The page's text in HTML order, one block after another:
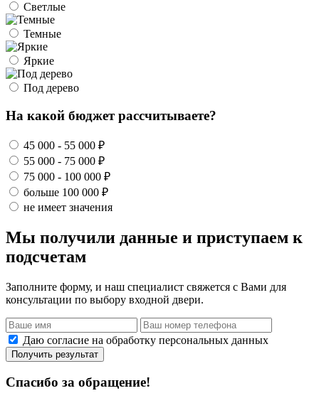
Светлые
Темные
Яркие
Под дерево
На какой бюджет рассчитываете?
45 000 - 55 000 ₽
55 000 - 75 000 ₽
75 000 - 100 000 ₽
больше 100 000 ₽
не имеет значения
Мы получили данные и приступаем к
подсчетам
Заполните форму, и наш специалист свяжется с Вами для
консультации по выбору входной двери.
Даю согласие на обработку персональных данных
Получить результат
Спасибо за обращение!